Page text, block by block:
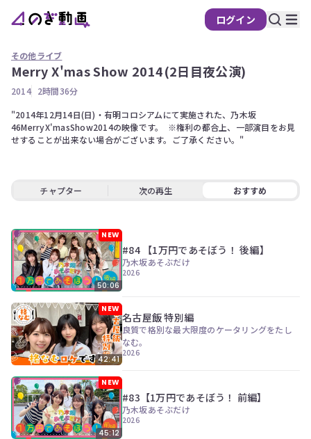
ログイン
の
動
画
定
は、
その他ライブ
Merry X'mas Show 2014(2日目夜公演)
2014 2時間36分
"2014年12月14日(日)・有明コロシアムにて実施された、乃木坂
46MerryX'masShow2014の映像です。  ※権利の都合上、一部演目をお見
せすることが出来ない場合がございます。ご了承ください。"
チャプター 次の再生 おすすめ
NEW
50:06
#84 【1万円であそぼう！ 後編】
乃木坂あそぶだけ
2026
NEW
42:41
名古屋飯 特別編
良質で格別な最大限度のケータリングをたし
なむ。
2026
NEW
45:12
#83【1万円であそぼう！ 前編】
乃木坂あそぶだけ
2026